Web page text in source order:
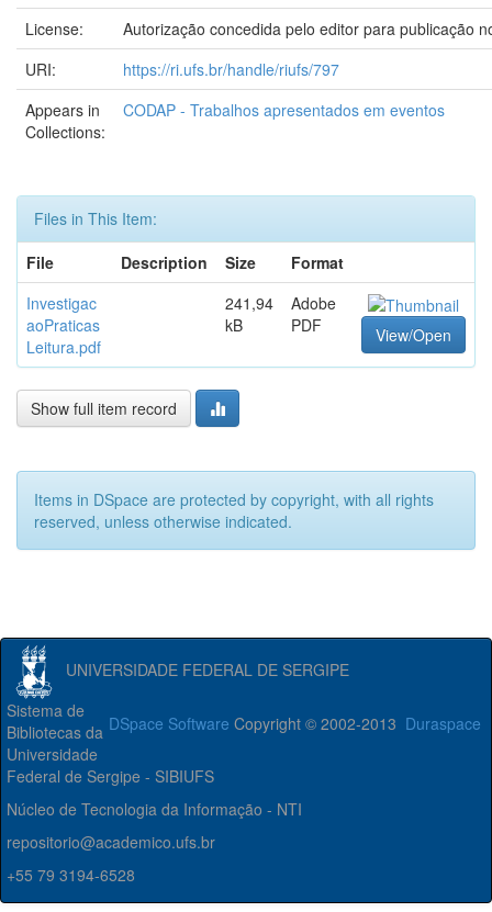
License:
Autorização concedida pelo editor para publicação
URI:
https://ri.ufs.br/handle/riufs/797
Appears in
Collections:
CODAP - Trabalhos apresentados em eventos
Files in This Item:
File
Description Size
Format
Investigac
aoPraticas
Leitura.pdf
241,94
kB
Adobe
PDF
View/Open
Show full item record
Items in DSpace are protected by copyright, with all rights
reserved, unless otherwise indicated.
UNIVERSIDADE FEDERAL DE SERGIPE
DSpace Software Copyright © 2002-2013 Duraspace
Sistema de
Bibliotecas da
Universidade
Federal de Sergipe - SIBIUFS
Núcleo de Tecnologia da Informação - NTI
repositorio@academico.ufs.br
+55 79 3194-6528